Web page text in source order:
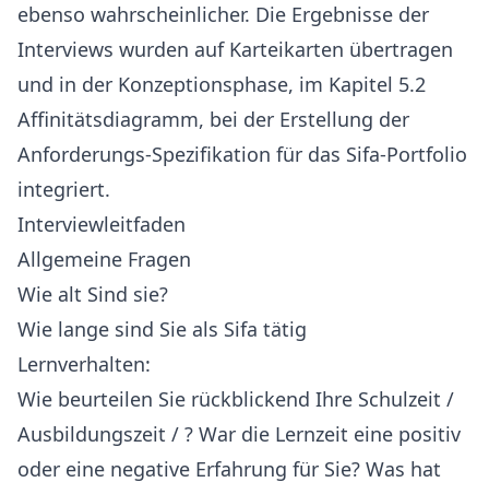
ebenso wahrscheinlicher. Die Ergebnisse der
Interviews wurden auf Karteikarten übertragen
und in der Konzeptionsphase, im Kapitel 5.2
Affinitätsdiagramm, bei der Erstellung der
Anforderungs-Spezifikation für das Sifa-Portfolio
integriert.
Interviewleitfaden
Allgemeine Fragen
Wie alt Sind sie?
Wie lange sind Sie als Sifa tätig
Lernverhalten:
Wie beurteilen Sie rückblickend Ihre Schulzeit /
Ausbildungszeit / ? War die Lernzeit eine positiv
oder eine negative Erfahrung für Sie? Was hat